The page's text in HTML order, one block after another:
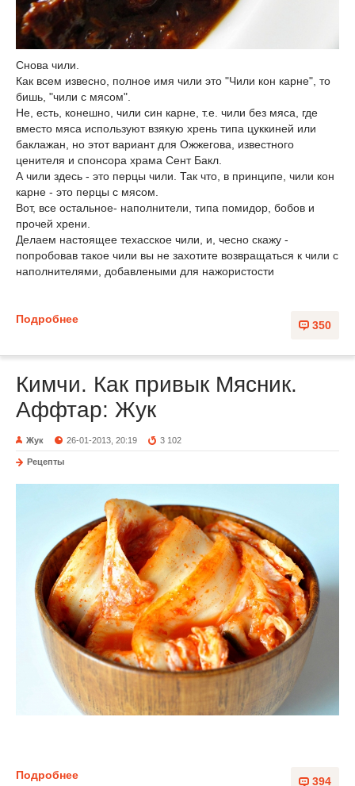
Снова чили.
Как всем извесно, полное имя чили это "Чили кон карне", то
бишь, "чили с мясом".
Не, есть, конешно, чили син карне, т.е. чили без мяса, где
вместо мяса используют взякую хрень типа цуккиней или
баклажан, но этот вариант для Ожжегова, известного
ценителя и спонсора храма Сент Бакл.
А чили здесь - это перцы чили. Так что, в принципе, чили кон
карне - это перцы с мясом.
Вот, все остальное- наполнители, типа помидор, бобов и
прочей хрени.
Делаем настоящее техасское чили, и, чесно скажу -
попробовав такое чили вы не захотите возвращаться к чили с
наполнителями, добавлеными для нажористости
350
Подробнее
Кимчи. Как привык Мясник.
Аффтар: Жук
Жук 26-01-2013, 20:19 3 102
Рецепты
394
Подробнее